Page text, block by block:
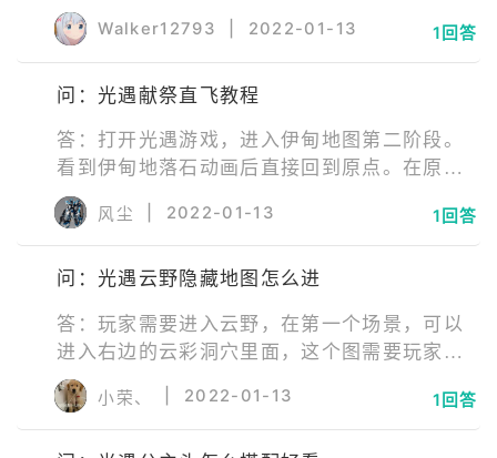
很长的云洞才能达到山洞，期间需要耐心飞行
即可到达。
Walker12793 2022-01-13 1回答
问：光遇献祭直飞教程
答：打开光遇游戏，进入伊甸地图第二阶段。
看到伊甸地落石动画后直接回到原点。在原点
石门最近的缝隙直飞上去，飞到伊甸地最高建
筑即可。
风尘 2022-01-13 1回答
问：光遇云野隐藏地图怎么进
答：玩家需要进入云野，在第一个场景，可以
进入右边的云彩洞穴里面，这个图需要玩家收
集了四个先祖才可以进入。此时玩家可以往右
边飞，可以看到一个云层洞穴里面。直接往里
面飞，就可以来到隐藏地图里面。
小荣、 2022-01-13 1回答